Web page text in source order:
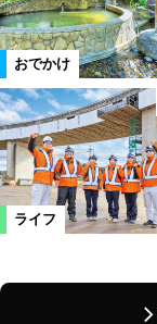
おでかけ
ライフ